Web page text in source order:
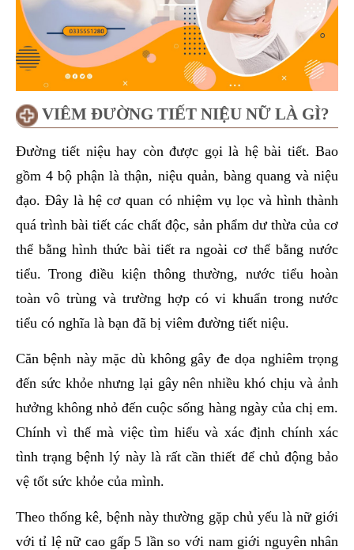
VIÊM ĐƯỜNG TIẾT NIỆU NỮ LÀ GÌ?
Đường tiết niệu hay còn được gọi là hệ bài tiết. Bao
gồm 4 bộ phận là thận, niệu quản, bàng quang và niệu
đạo. Đây là hệ cơ quan có nhiệm vụ lọc và hình thành
quá trình bài tiết các chất độc, sản phẩm dư thừa của cơ
thể bằng hình thức bài tiết ra ngoài cơ thể bằng nước
tiểu. Trong điều kiện thông thường, nước tiểu hoàn
toàn vô trùng và trường hợp có vi khuẩn trong nước
tiểu có nghĩa là bạn đã bị viêm đường tiết niệu.
Căn bệnh này mặc dù không gây đe dọa nghiêm trọng
đến sức khỏe nhưng lại gây nên nhiều khó chịu và ảnh
hưởng không nhỏ đến cuộc sống hàng ngày của chị em.
Chính vì thế mà việc tìm hiểu và xác định chính xác
tình trạng bệnh lý này là rất cần thiết để chủ động bảo
vệ tốt sức khỏe của mình.
Theo thống kê, bệnh này thường gặp chủ yếu là nữ giới
với tỉ lệ nữ cao gấp 5 lần so với nam giới nguyên nhân